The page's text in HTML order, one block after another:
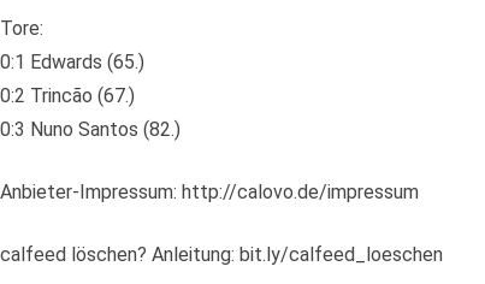
Tore:
0:1 Edwards (65.)
0:2 Trincão (67.)
0:3 Nuno Santos (82.)
Anbieter-Impressum: http://calovo.de/impressum
calfeed löschen? Anleitung: bit.ly/calfeed_loeschen